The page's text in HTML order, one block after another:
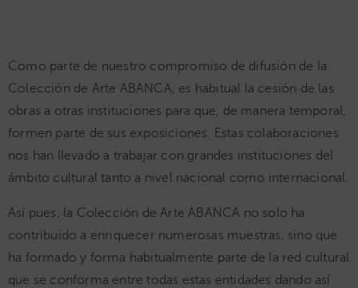
Como parte de nuestro compromiso de difusión de la
Colección de Arte ABANCA, es habitual la cesión de las
obras a otras instituciones para que, de manera temporal,
formen parte de sus exposiciones. Estas colaboraciones
nos han llevado a trabajar con grandes instituciones del
ámbito cultural tanto a nivel nacional como internacional.
Así pues, la Colección de Arte ABANCA no solo ha
contribuido a enriquecer numerosas muestras, sino que
ha formado y forma habitualmente parte de la red cultural
que se conforma entre todas estas entidades dando así